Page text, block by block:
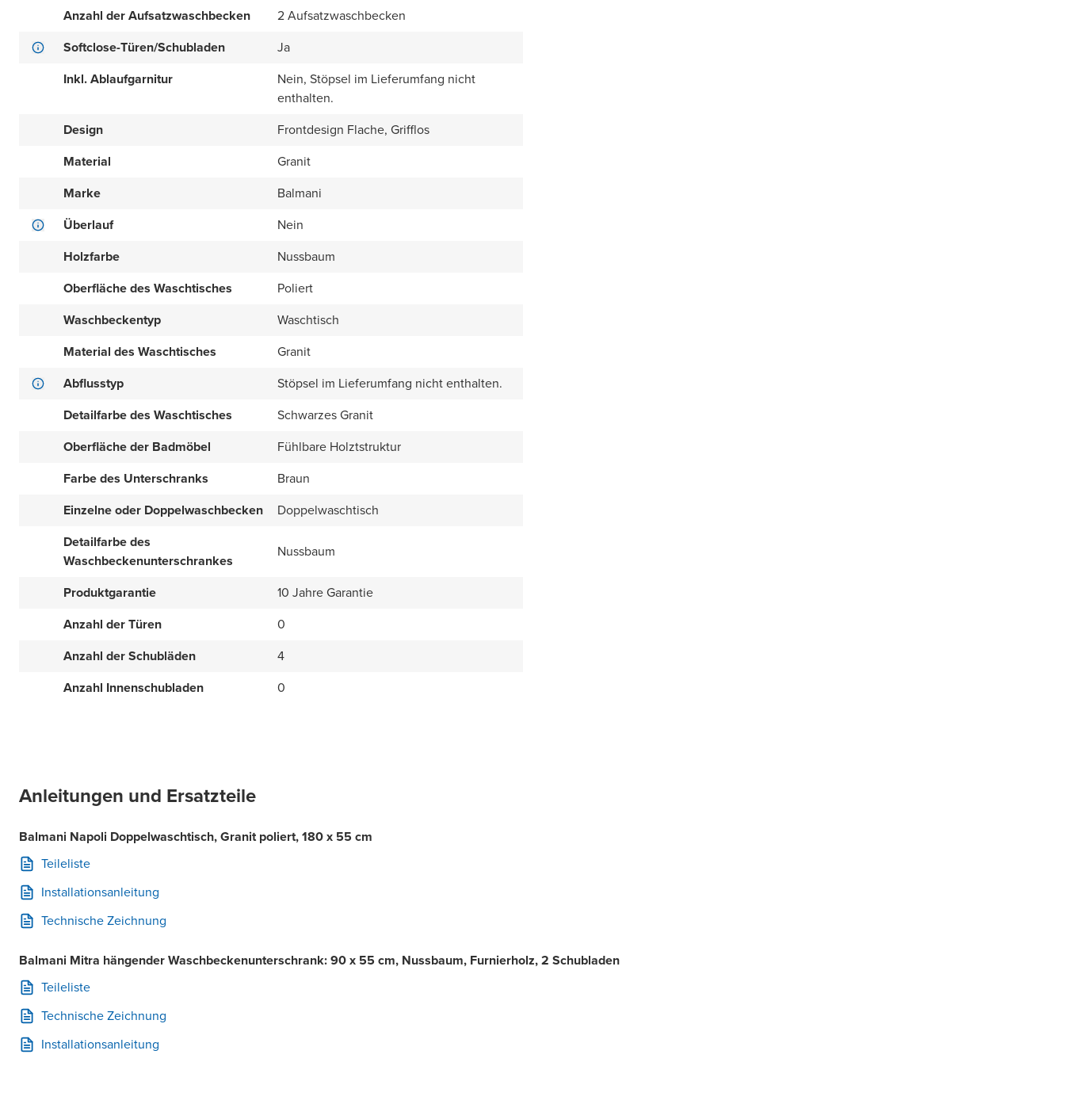
Anzahl der Aufsatzwaschbecken
2 Aufsatzwaschbecken
Softclose-Türen/Schubladen
Ja
Inkl. Ablaufgarnitur
Nein, Stöpsel im Lieferumfang nicht
enthalten.
Design
Frontdesign Flache, Grifflos
Material
Granit
Marke
Balmani
Überlauf
Nein
Holzfarbe
Nussbaum
Oberfläche des Waschtisches
Poliert
Waschbeckentyp
Waschtisch
Material des Waschtisches
Granit
Abflusstyp
Stöpsel im Lieferumfang nicht enthalten.
Detailfarbe des Waschtisches
Schwarzes Granit
Oberfläche der Badmöbel
Fühlbare Holztstruktur
Farbe des Unterschranks
Braun
Einzelne oder Doppelwaschbecken
Doppelwaschtisch
Detailfarbe des
Waschbeckenunterschrankes
Nussbaum
Produktgarantie
10 Jahre Garantie
Anzahl der Türen
0
Anzahl der Schubläden
4
Anzahl Innenschubladen
0
Anleitungen und Ersatzteile
Balmani Napoli Doppelwaschtisch, Granit poliert, 180 x 55 cm
Teileliste
Installationsanleitung
Technische Zeichnung
Balmani Mitra hängender Waschbeckenunterschrank: 90 x 55 cm, Nussbaum, Furnierholz, 2 Schubladen
Teileliste
Technische Zeichnung
Installationsanleitung